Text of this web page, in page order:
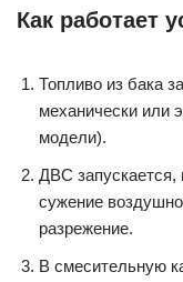
Как работает
Топливо из бака
механически или
модели).
ДВС запускается,
сужение
разрежение.
В смесительную